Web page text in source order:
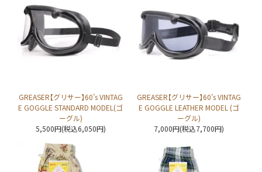
GREASER【グリサー】60’s VINTAG
E GOGGLE STANDARD MODEL(ゴ
ーグル)
5,500円(税込6,050円)
GREASER【グリサー】60’s VINTAG
E GOGGLE LEATHER MODEL (ゴ
ーグル)
7,000円(税込7,700円)